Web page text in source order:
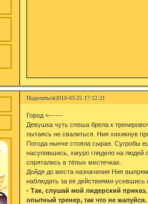
Поделиться2010-03-25 17:12:21
Город <------
Девушка чуть спеша брела к
пытаясь не свалиться. Ния хихикнув
Погода нынче стояла сырая. Сугробы
насупившись, хмуро глядело на людей
спрятались в тёпых местечках.
Дойдя до места назначения Ния
наблюдать за её действиями усевшись
- Так, слушай мой лидерский приказ,
опытный тренер, так что не